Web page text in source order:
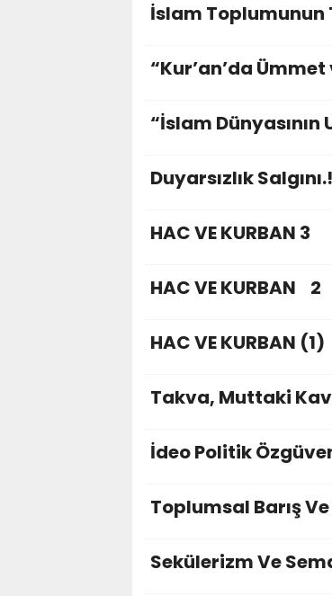
İslam
“Kur’an’da
“İslam
Duyarsızlık Salgını.!
HAC VE KURBAN 3
HAC VE KURBAN 2
HAC VE KURBAN (1)
Takva, Muttaki
İdeo Politik
Toplumsal Barış
Sekülerizm Ve